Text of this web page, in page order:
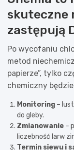
skuteczne
zastępują
Po wycofaniu
metod
papierze”, tylko
chemiczny będzie
Monitoring –
do gleby.
Zmianowanie –
liczebność larw
Termin siewu i